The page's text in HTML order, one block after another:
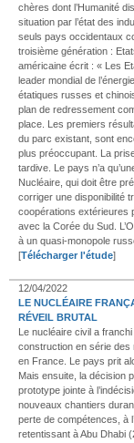
chères dont l’Humanité
situation par l’état des
seuls pays occidentaux
troisième génération :
américaine écrit : « Les
leader mondial de
étatiques russes et
plan de redressement
place. Les premiers
du parc existant, sont
plus préoccupant. La
tardive. Le pays n’a
Nucléaire, qui doit être
corriger une disponibilité
coopérations extérieures
avec la Corée du Sud.
à un quasi-monopole
[Télécharger l'étude]
12/04/2022
LE NUCLÉAIRE
RÉVEIL BRUTAL
Le nucléaire civil a
construction en série
en France. Le pays prit
Mais ensuite, la décision
prototype jointe à
nouveaux chantiers
perte de compétences, à
retentissant à Abu Dhabi